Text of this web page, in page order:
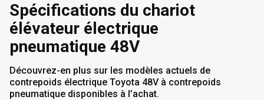
Spécifications du chariot
élévateur électrique
pneumatique 48V
Découvrez-en plus sur les modèles actuels de
contrepoids électrique Toyota 48V à contrepoids
pneumatique disponibles à l’achat.